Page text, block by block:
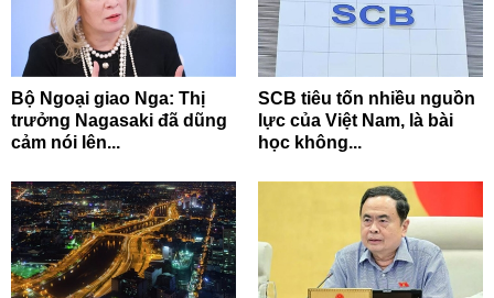
Bộ Ngoại giao Nga: Thị
trưởng Nagasaki đã dũng
cảm nói lên...
SCB tiêu tốn nhiều nguồn
lực của Việt Nam, là bài
học không...